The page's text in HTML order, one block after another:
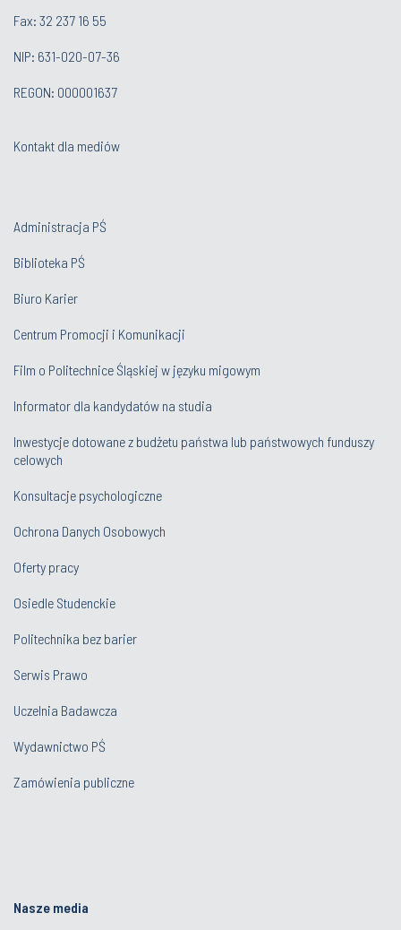
Fax: 32 237 16 55
NIP: 631-020-07-36
REGON: 000001637
Kontakt dla mediów
Administracja PŚ
Biblioteka PŚ
Biuro Karier
Centrum Promocji i Komunikacji
Film o Politechnice Śląskiej w języku migowym
Informator dla kandydatów na studia
Inwestycje dotowane z budżetu państwa lub państwowych funduszy
celowych
Konsultacje psychologiczne
Ochrona Danych Osobowych
Oferty pracy
Osiedle Studenckie
Politechnika bez barier
Serwis Prawo
Uczelnia Badawcza
Wydawnictwo PŚ
Zamówienia publiczne
Nasze media